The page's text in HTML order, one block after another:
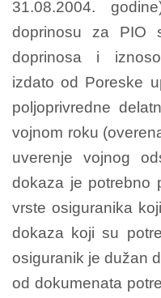
31.08.2004.
doprinosu za PIO
doprinosa i
izdato od Poreske
poljoprivredne
vojnom roku
uverenje vojnog
dokaza je potrebno
vrste osiguranika
dokaza koji su
osiguranik je dužan
od dokumenata